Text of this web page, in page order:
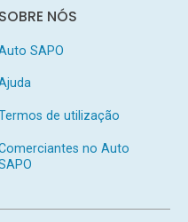
SOBRE NÓS
SAPO
de utilização
no Auto